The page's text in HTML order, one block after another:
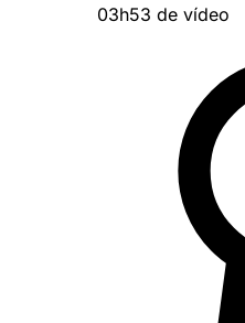
03h53 de vídeo